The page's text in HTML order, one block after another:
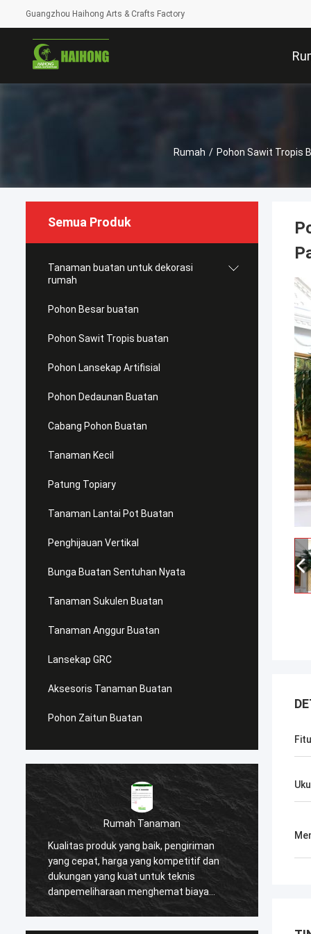
Guangzhou Haihong Arts & Crafts Factory
Rumah / Pohon Sawit Tropis
Semua Produk
Tanaman buatan untuk dekorasi
rumah
Pohon Besar buatan
Pohon Sawit Tropis buatan
Pohon Lansekap Artifisial
Pohon Dedaunan Buatan
Cabang Pohon Buatan
Tanaman Kecil
Patung Topiary
Tanaman Lantai Pot Buatan
Penghijauan Vertikal
Bunga Buatan Sentuhan Nyata
Tanaman Sukulen Buatan
Tanaman Anggur Buatan
Lansekap GRC
Aksesoris Tanaman Buatan
Pohon Zaitun Buatan
Rumah Tanaman
Kualitas produk yang baik, pengiriman
yang cepat, harga yang kompetitif dan
dukungan yang kuat untuk teknis
danpemeliharaan menghemat biaya
proyek dan membantu kami
Kami